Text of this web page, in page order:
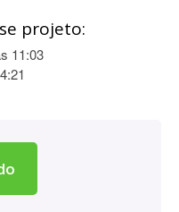
projeto:
11:03